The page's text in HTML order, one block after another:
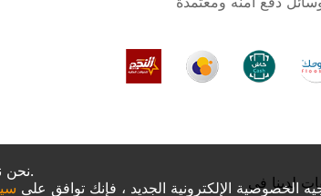
نحن نستخدم ملفات تعريف الارتباط لجعل تجربتك أفضل.
الخصوصية الإلكترونية الجديد ، فإنك توافق على
لدينا في